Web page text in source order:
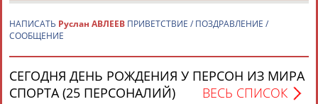
Руслана Авлеева
...Евролиги. За "Виртус" играет форвард сборной России
Руслан Авлеев. В прошлом туре ЕвролигиАвлеевне играл
ЦСКА иАвлеевавполне вероятна. Как сообщила пресс-
атташе ПБК ЦСКА...
НАПИСАТЬ Руслан АВЛЕЕВ ПРИВЕТСТВИЕ / ПОЗДРАВЛЕНИЕ /
СООБЩЕНИЕ
СЕГОДНЯ ДЕНЬ РОЖДЕНИЯ У ПЕРСОН ИЗ МИРА
СПОРТА (25 ПЕРСОНАЛИЙ)
ВЕСЬ СПИСОК